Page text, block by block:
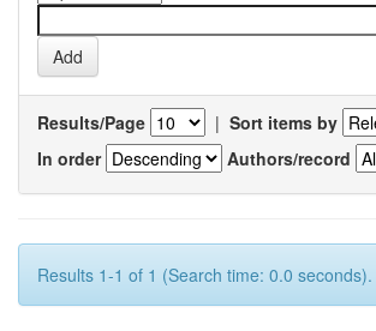
Results/Page | Sort items by
In order
Authors/record
Results 1-1 of 1 (Search time: 0.0 seconds).